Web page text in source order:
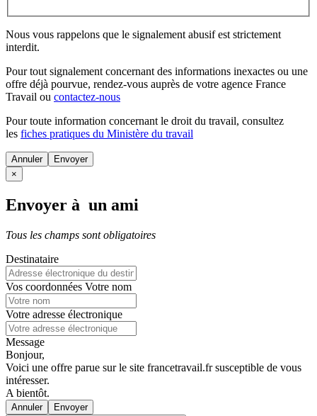
Nous vous rappelons que le signalement abusif est strictement
interdit.
Pour tout signalement concernant des informations inexactes ou une
offre déjà pourvue, rendez-vous auprès de votre agence France
Travail ou contactez-nous
Pour toute information concernant le droit du travail, consultez
les fiches pratiques du Ministère du travail
Annuler
×
Envoyer à un ami
Tous les champs sont obligatoires
Destinataire
Vos coordonnées Votre nom
Votre adresse électronique
Message
Bonjour,
Voici une offre parue sur le site francetravail.fr susceptible de vous
intéresser.
A bientôt.
Annuler